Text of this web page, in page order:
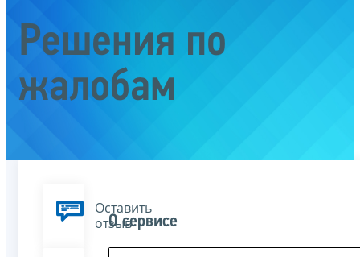
Решения по
жалобам
Оставить
отзыв
О сервисе